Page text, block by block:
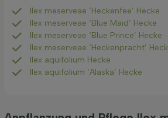
Ilex meserveae ‘Heckenfee’ Hecke
Ilex meserveae ‘Blue Maid’ Hecke
Ilex meserveae ‘Blue Prince’ Hecke
Ilex meserveae ‘Heckenpracht’
Ilex aquifolium Hecke
Ilex aquifolium ‘Alaska’ Hecke